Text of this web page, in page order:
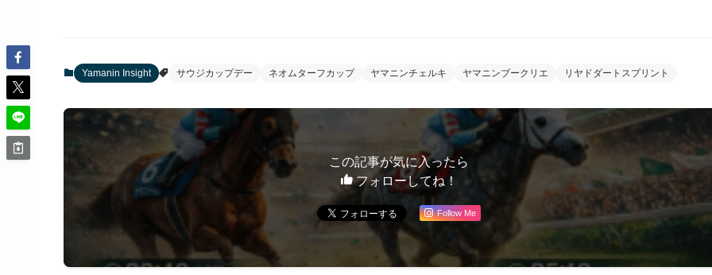
Yamanin Insight サウジカップデー ネオムターフカップ ヤマニンチェルキ ヤマニンブークリエ リヤドダートスプリント
この記事が気に入ったら
フォローしてね！
Follow Me